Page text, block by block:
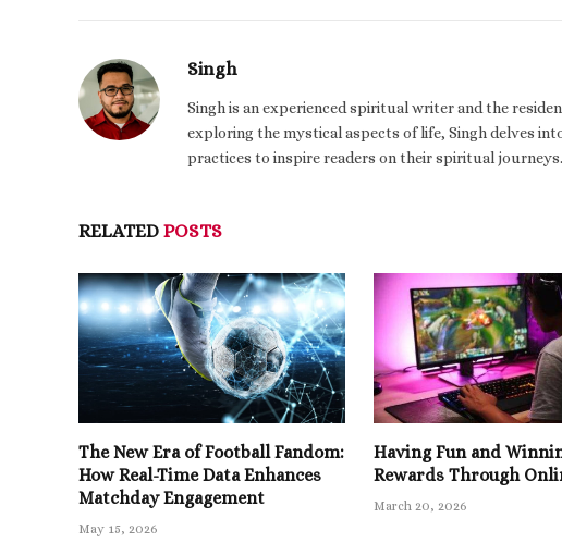
Singh
Singh is an experienced spiritual writer and the
exploring the mystical aspects of life, Singh delves
practices to inspire readers on their spiritual journeys.
RELATED POSTS
The New Era of Football Fandom:
How Real-Time Data Enhances
Matchday Engagement
May 15, 2026
Having Fun and
Rewards Through
March 20, 2026